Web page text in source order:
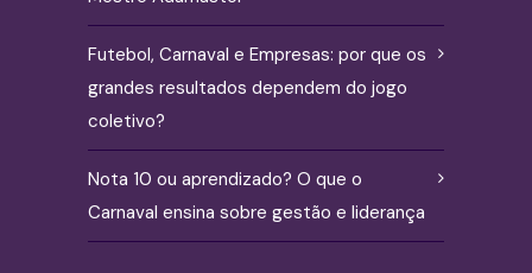
Futebol, Carnaval e Empresas: por que os
grandes resultados dependem do jogo
coletivo?
Nota 10 ou aprendizado? O que o
Carnaval ensina sobre gestão e liderança